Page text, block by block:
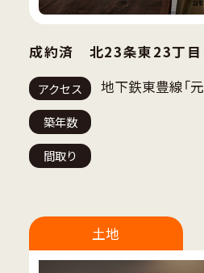
成約済 北23条東23丁
アクセス 地下鉄東豊線「
築年数
間取り
土地